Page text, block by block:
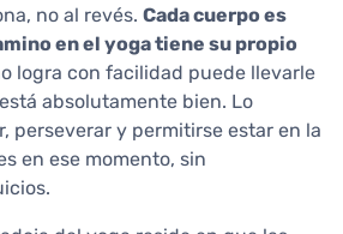
no al revés. Cada cuerpo es
en el yoga tiene su propio
logra con facilidad puede llevarle
absolutamente bien. Lo
perseverar y permitirse estar en la
en ese momento, sin